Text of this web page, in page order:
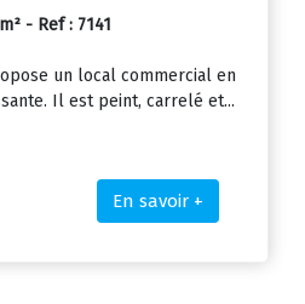
- Ref : 7141
un local commercial en
Il est peint, carrelé et...
En savoir +